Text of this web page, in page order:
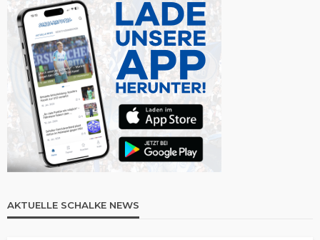
AKTUELLE SCHALKE NEWS